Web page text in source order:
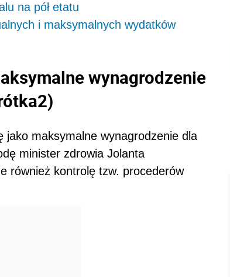
na pół etatu
i maksymalnych wydatków
wynagrodzenie
jako maksymalne wynagrodzenie dla
minister zdrowia Jolanta
również kontrolę tzw. procederów